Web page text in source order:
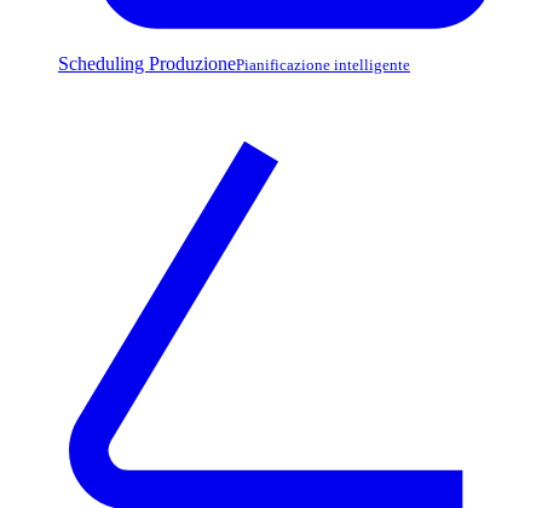
Scheduling ProduzionePianificazione intelligente